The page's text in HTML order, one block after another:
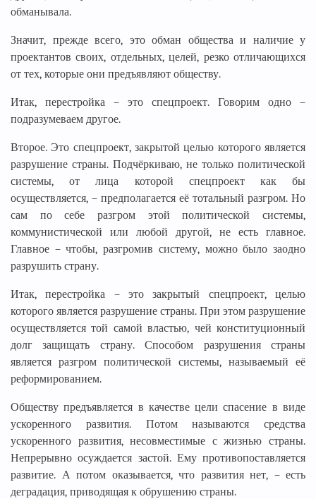
обманывала.
Значит, прежде всего, это обман общества и наличие у
проектантов своих, отдельных, целей, резко отличающихся
от тех, которые они предъявляют обществу.
Итак, перестройка – это спецпроект. Говорим одно –
подразумеваем другое.
Второе. Это спецпроект, закрытой целью которого является
разрушение страны. Подчёркиваю, не только политической
системы, от лица которой спецпроект как бы
осуществляется, – предполагается её тотальный разгром. Но
сам по себе разгром этой политической системы,
коммунистической или любой другой, не есть главное.
Главное – чтобы, разгромив систему, можно было заодно
разрушить страну.
Итак, перестройка – это закрытый спецпроект, целью
которого является разрушение страны. При этом разрушение
осуществляется той самой властью, чей конституционный
долг защищать страну. Способом разрушения страны
является разгром политической системы, называемый её
реформированием.
Обществу предъявляется в качестве цели спасение в виде
ускоренного развития. Потом называются средства
ускоренного развития, несовместимые с жизнью страны.
Непрерывно осуждается застой. Ему противопоставляется
развитие. А потом оказывается, что развития нет, – есть
деградация, приводящая к обрушению страны.